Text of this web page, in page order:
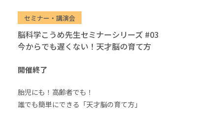
セミナー・講演会
脳科学こうめ先生セミナーシリーズ #03
今からでも遅くない！天才脳の育て方
開催終了
胎児にも！高齢者でも！
誰でも簡単にできる「天才脳の育て方」